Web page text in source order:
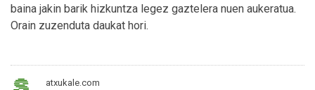
baina jakin barik hizkuntza legez gaztelera nuen aukeratua.
Orain zuzenduta daukat hori.
atxukale.com